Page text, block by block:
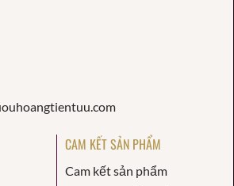
CAM KẾT SẢN PHẨM
Cam kết sản phẩm